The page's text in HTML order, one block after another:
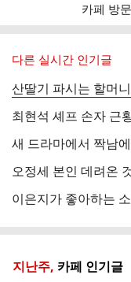
카페 방
다른 실시간 인기글
산딸기 파시는 할머
최현석 셰프 손자 근
오정세 본인 데려온
이은지가 좋아하는
지난주, 카페 인기글